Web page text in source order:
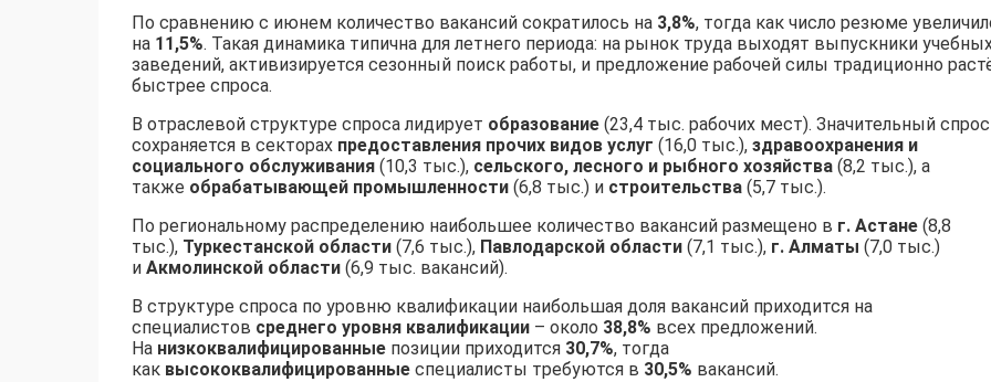
По сравнению с июнем количество вакансий сократилось на 3,8%, тогда как число резюме
на 11,5%. Такая динамика типична для летнего периода: на рынок труда выходят выпускники
заведений, активизируется сезонный поиск работы, и предложение рабочей силы традиционно
быстрее спроса.
В отраслевой структуре спроса лидирует образование (23,4 тыс. рабочих мест). Значительный спрос
сохраняется в секторах предоставления прочих видов услуг (16,0 тыс.), здравоохранения и
социального обслуживания (10,3 тыс.), сельского, лесного и рыбного хозяйства (8,2 тыс.), а
также обрабатывающей промышленности (6,8 тыс.) и строительства (5,7 тыс.).
По региональному распределению наибольшее количество вакансий размещено в г. Астане (8,8
тыс.), Туркестанской области (7,6 тыс.), Павлодарской области (7,1 тыс.), г. Алматы (7,0 тыс.)
и Акмолинской области (6,9 тыс. вакансий).
В структуре спроса по уровню квалификации наибольшая доля вакансий приходится на
специалистов среднего уровня квалификации – около 38,8% всех предложений.
На низкоквалифицированные позиции приходится 30,7%, тогда
как высококвалифицированные специалисты требуются в 30,5% вакансий.